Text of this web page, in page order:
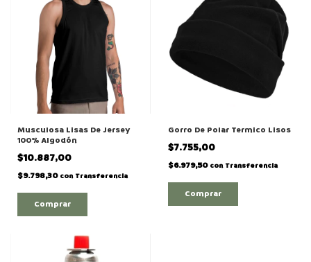
Musculosa Lisas De Jersey
100% Algodón
$10.887,00
$9.798,30 con Transferencia
Comprar
Gorro De Polar Termico Lisos
$7.755,00
$6.979,50 con Transferencia
Comprar